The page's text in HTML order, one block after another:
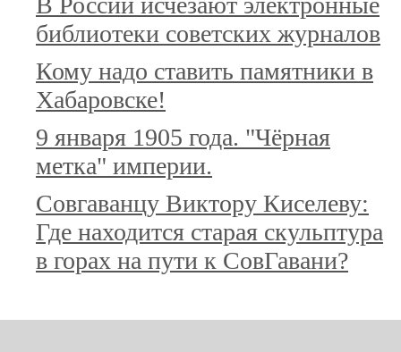
библиотеки советских журналов
Кому надо ставить памятники в
Хабаровске!
9 января 1905 года. "Чёрная
метка" империи.
Совгаванцу Виктору Киселеву:
Где находится старая скульптура
в горах на пути к СовГавани?